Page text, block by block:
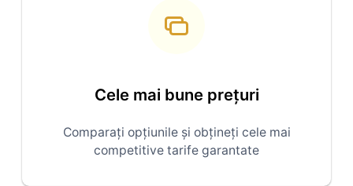
Cele mai bune prețuri
Comparați opțiunile și obțineți cele mai
competitive tarife garantate